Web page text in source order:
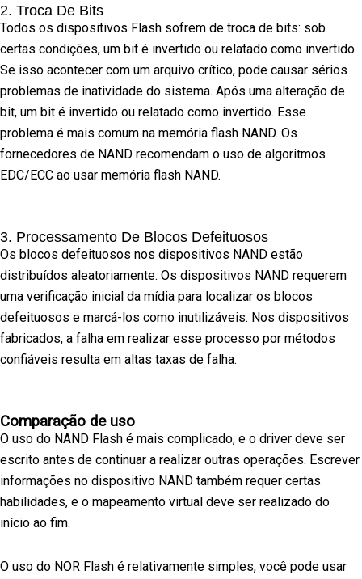
2. Troca De Bits
Todos os dispositivos Flash sofrem de troca de bits: sob
certas condições, um bit é invertido ou relatado como invertido.
Se isso acontecer com um arquivo crítico, pode causar sérios
problemas de inatividade do sistema. Após uma alteração de
bit, um bit é invertido ou relatado como invertido. Esse
problema é mais comum na memória flash NAND. Os
fornecedores de NAND recomendam o uso de algoritmos
EDC/ECC ao usar memória flash NAND.
3. Processamento De Blocos Defeituosos
Os blocos defeituosos nos dispositivos NAND estão
distribuídos aleatoriamente. Os dispositivos NAND requerem
uma verificação inicial da mídia para localizar os blocos
defeituosos e marcá-los como inutilizáveis. Nos dispositivos
fabricados, a falha em realizar esse processo por métodos
confiáveis resulta em altas taxas de falha.
Comparação de uso
O uso do NAND Flash é mais complicado, e o driver deve ser
escrito antes de continuar a realizar outras operações. Escrever
informações no dispositivo NAND também requer certas
habilidades, e o mapeamento virtual deve ser realizado do
início ao fim.
O uso do NOR Flash é relativamente simples, você pode usar